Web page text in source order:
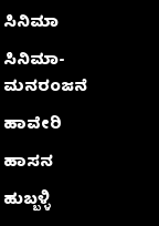
ಸಿನಿಮಾ
ಸಿನಿಮಾ-
ಮನರಂಜನೆ
ಹಾವೇರಿ
ಹಾಸನ
ಹುಬ್ಬಳ್ಳಿ